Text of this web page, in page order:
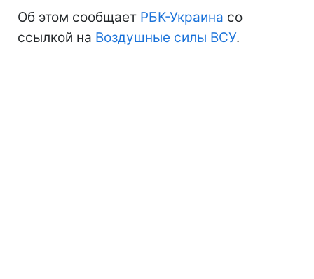
Об этом сообщает РБК-Украина со
ссылкой на Воздушные силы ВСУ.